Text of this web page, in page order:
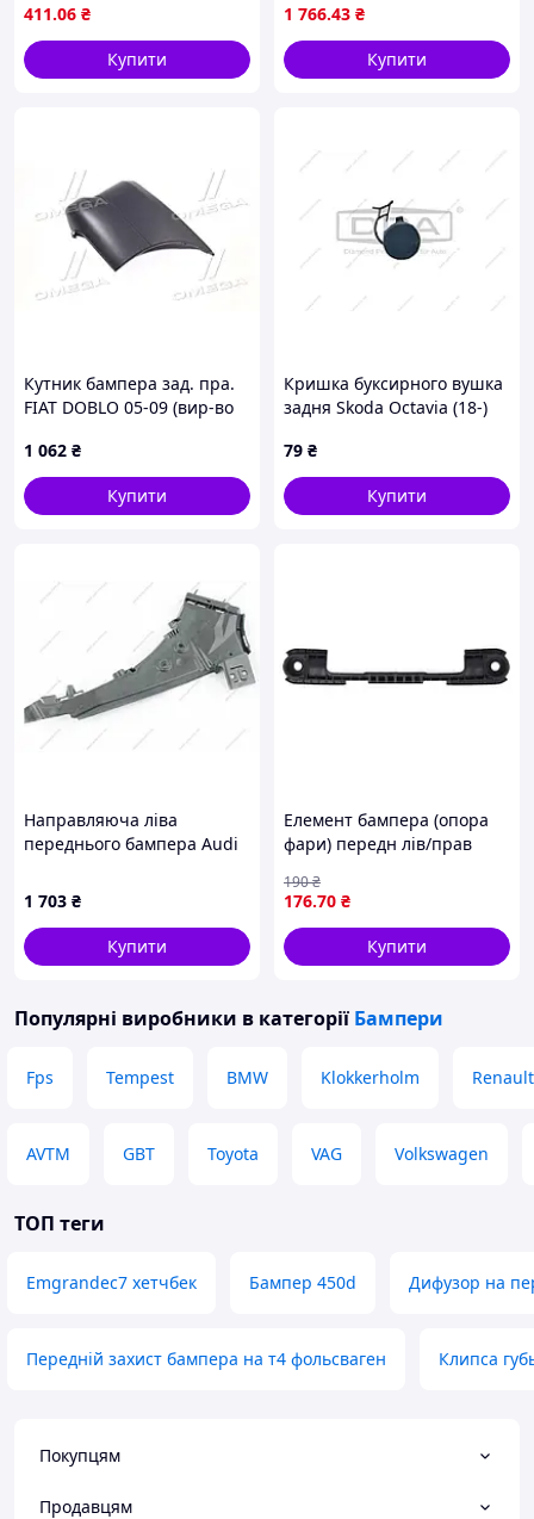
411.06 ₴
Купити
1 766.43 ₴
Купити
Кутник бампера зад. пра.
FIAT DOBLO 05-09 (вир-во
1 062 ₴
Купити
Кришка буксирного вушка
задня Skoda Octavia (18-)
79 ₴
Купити
Направляюча ліва
переднього бампера Audi
1 703 ₴
Купити
Елемент бампера (опора
фари) передн лів/прав
09.21 PACOL MAN-FB-127
176.70 ₴
190₴
Купити
Популярні виробники в категорії Бампери
Fps Tempest BMW Klokkerholm Renault
AVTM GBT Toyota VAG Volkswagen
ТОП теги
Emgrandec7 хетчбек Бампер 450d Дифузор на
Передній захист бампера на т4 фольсваген Клипса
Покупцям
Продавцям